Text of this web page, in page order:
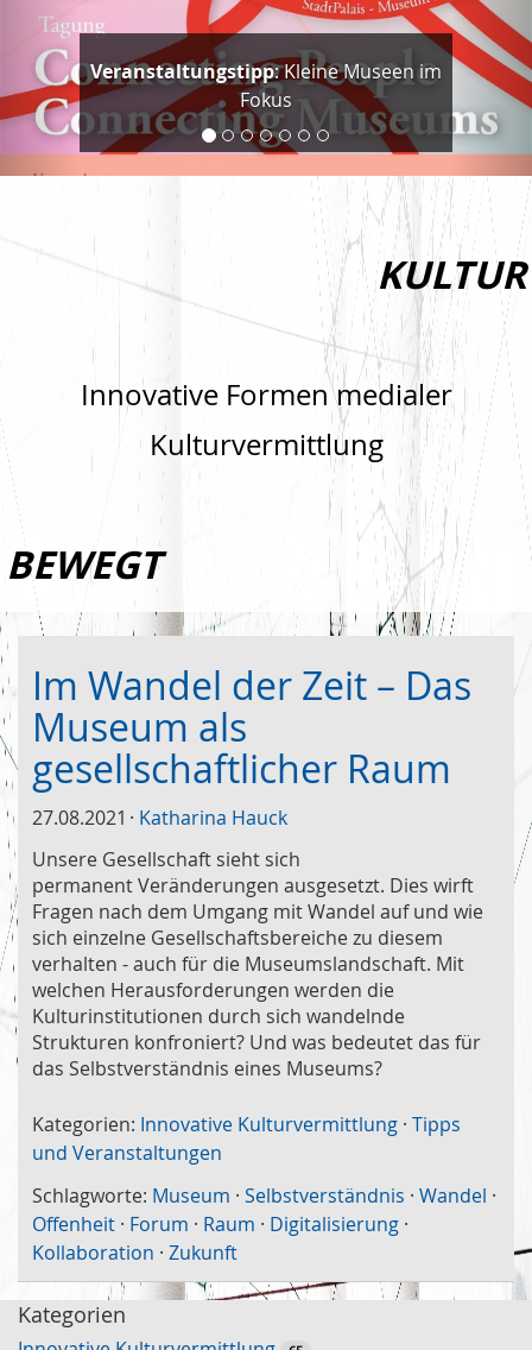
Veranstaltungstipp: Kleine Museen im
Fokus
KULTUR
Innovative Formen medialer
Kulturvermittlung
BEWEGT
Im Wandel der Zeit – Das
Museum als
gesellschaftlicher Raum
27.08.2021
Katharina Hauck
Unsere Gesellschaft sieht sich
permanent Veränderungen ausgesetzt. Dies wirft
Fragen nach dem Umgang mit Wandel auf und wie
sich einzelne Gesellschaftsbereiche zu diesem
verhalten - auch für die Museumslandschaft. Mit
welchen Herausforderungen werden die
Kulturinstitutionen durch sich wandelnde
Strukturen konfroniert? Und was bedeutet das für
das Selbstverständnis eines Museums?
Kategorien: Innovative Kulturvermittlung · Tipps
und Veranstaltungen
Schlagworte: Museum · Selbstverständnis · Wandel ·
Offenheit · Forum · Raum · Digitalisierung ·
Kollaboration · Zukunft
Kategorien